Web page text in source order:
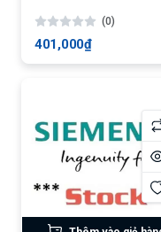
(0)
401,000₫